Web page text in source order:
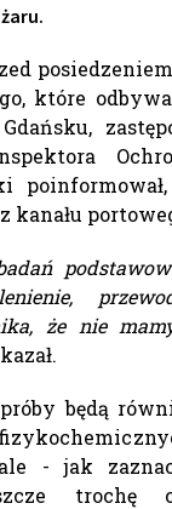
które
kanału
że nie
próby będą
ale - jak
trochę